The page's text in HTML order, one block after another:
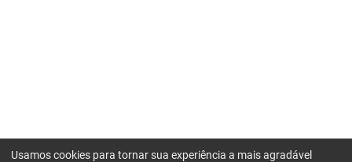
Usamos cookies para tornar sua experiência a mais agradável